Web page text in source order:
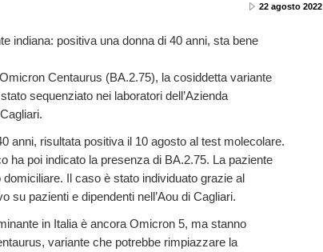
22 agosto 2022
indiana: positiva una donna di 40 anni, sta bene
Centaurus (BA.2.75), la cosiddetta variante
sequenziato nei laboratori dell’Azienda
anni, risultata positiva il 10 agosto al test molecolare.
ha poi indicato la presenza di BA.2.75. La paziente
Il caso è stato individuato grazie al
su pazienti e dipendenti nell’Aou di Cagliari.
in Italia è ancora Omicron 5, ma stanno
variante che potrebbe rimpiazzare la